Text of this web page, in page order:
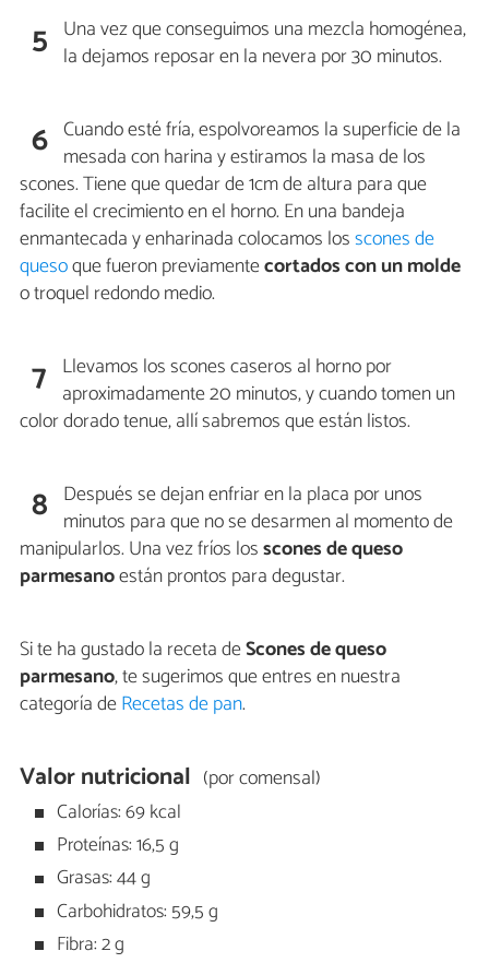
5 Una vez que conseguimos una mezcla homogénea,
la dejamos reposar en la nevera por 30 minutos.
6 Cuando esté fría, espolvoreamos la superficie de la
mesada con harina y estiramos la masa de los
scones. Tiene que quedar de 1cm de altura para que
facilite el crecimiento en el horno. En una bandeja
enmantecada y enharinada colocamos losscones de
quesoque fueron previamentecortados con un molde
o troquel redondo medio.
7 Llevamos los scones caseros al horno por
aproximadamente 20 minutos, y cuando tomen un
color dorado tenue, allí sabremos que están listos.
8 Después se dejan enfriar en la placa por unos
minutos para que no se desarmen al momento de
manipularlos. Una vez fríos losscones de queso
parmesanoestán prontos para degustar.
Si te ha gustado la receta deScones de queso
parmesano, te sugerimos que entres en nuestra
categoría deRecetas de pan.
Valor nutricional (por comensal)
Calorías: 69 kcal
Proteínas: 16,5 g
Grasas: 44 g
Carbohidratos: 59,5 g
Fibra: 2 g